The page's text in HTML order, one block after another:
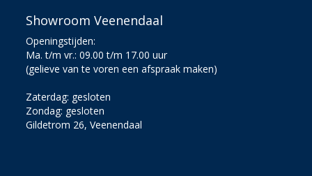
Showroom Veenendaal
Openingstijden:
Ma. t/m vr.: 09.00 t/m 17.00 uur
(gelieve van te voren een afspraak maken)
Zaterdag: gesloten
Zondag: gesloten
Gildetrom 26, Veenendaal